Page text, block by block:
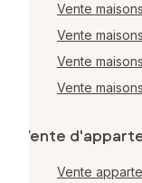
Vente
Vente
Vente
Vente
Vente
Vente